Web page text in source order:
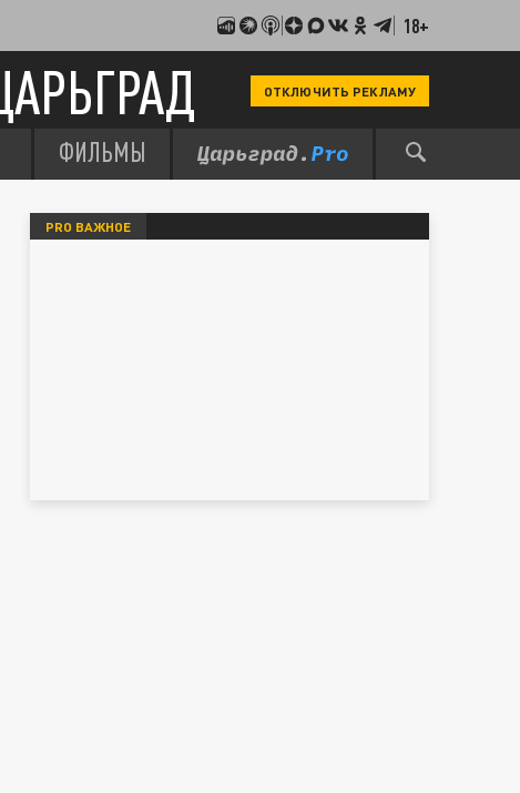
18+
ОТКЛЮЧИТЬ РЕКЛАМУ
ФИЛЬМЫ
PRO ВАЖНОЕ